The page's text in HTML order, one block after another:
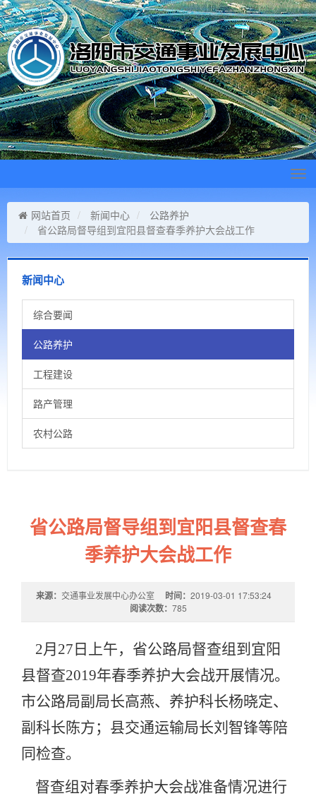
网站首页
新闻中心
公路养护
省公路局督导组到宜阳县督查春季养护大会战工作
新闻中心
综合要闻
公路养护
工程建设
路产管理
农村公路
省公路局督导组到宜阳县督查春
季养护大会战工作
来源： 交通事业发展中心办公室 时间： 2019-03-01 17:53:24
阅读次数： 785
2月27日
上午，省公路局督查组到宜阳
县督查2019年春季养护大会战开展情况。
市公路局副局长高燕、养护科长杨晓定、
副科长陈方；县交通运输局长刘智锋等陪
同检查。
督查组对春季养护大会战准备情况进行